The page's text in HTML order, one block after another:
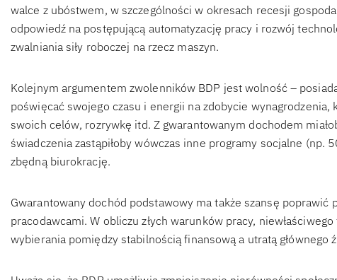
walce z ubóstwem, w szczególności w okresach recesji
odpowiedź na postępującą automatyzację pracy i rozwój
zwalniania siły roboczej na rzecz maszyn.
Kolejnym argumentem zwolenników BDP jest wolność –
poświęcać swojego czasu i energii na zdobycie
swoich celów, rozrywkę itd. Z gwarantowanym dochodem
świadczenia zastąpiłoby wówczas inne programy socjalne (np.
zbędną biurokrację.
Gwarantowany dochód podstawowy ma także szansę poprawić
pracodawcami. W obliczu złych warunków pracy,
wybierania pomiędzy stabilnością finansową a utratą głównego